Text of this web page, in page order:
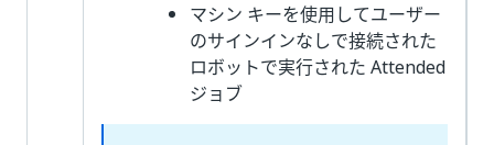
マシン キーを使用してユーザー
のサインインなしで接続された
ロボットで実行された Attended
ジョブ